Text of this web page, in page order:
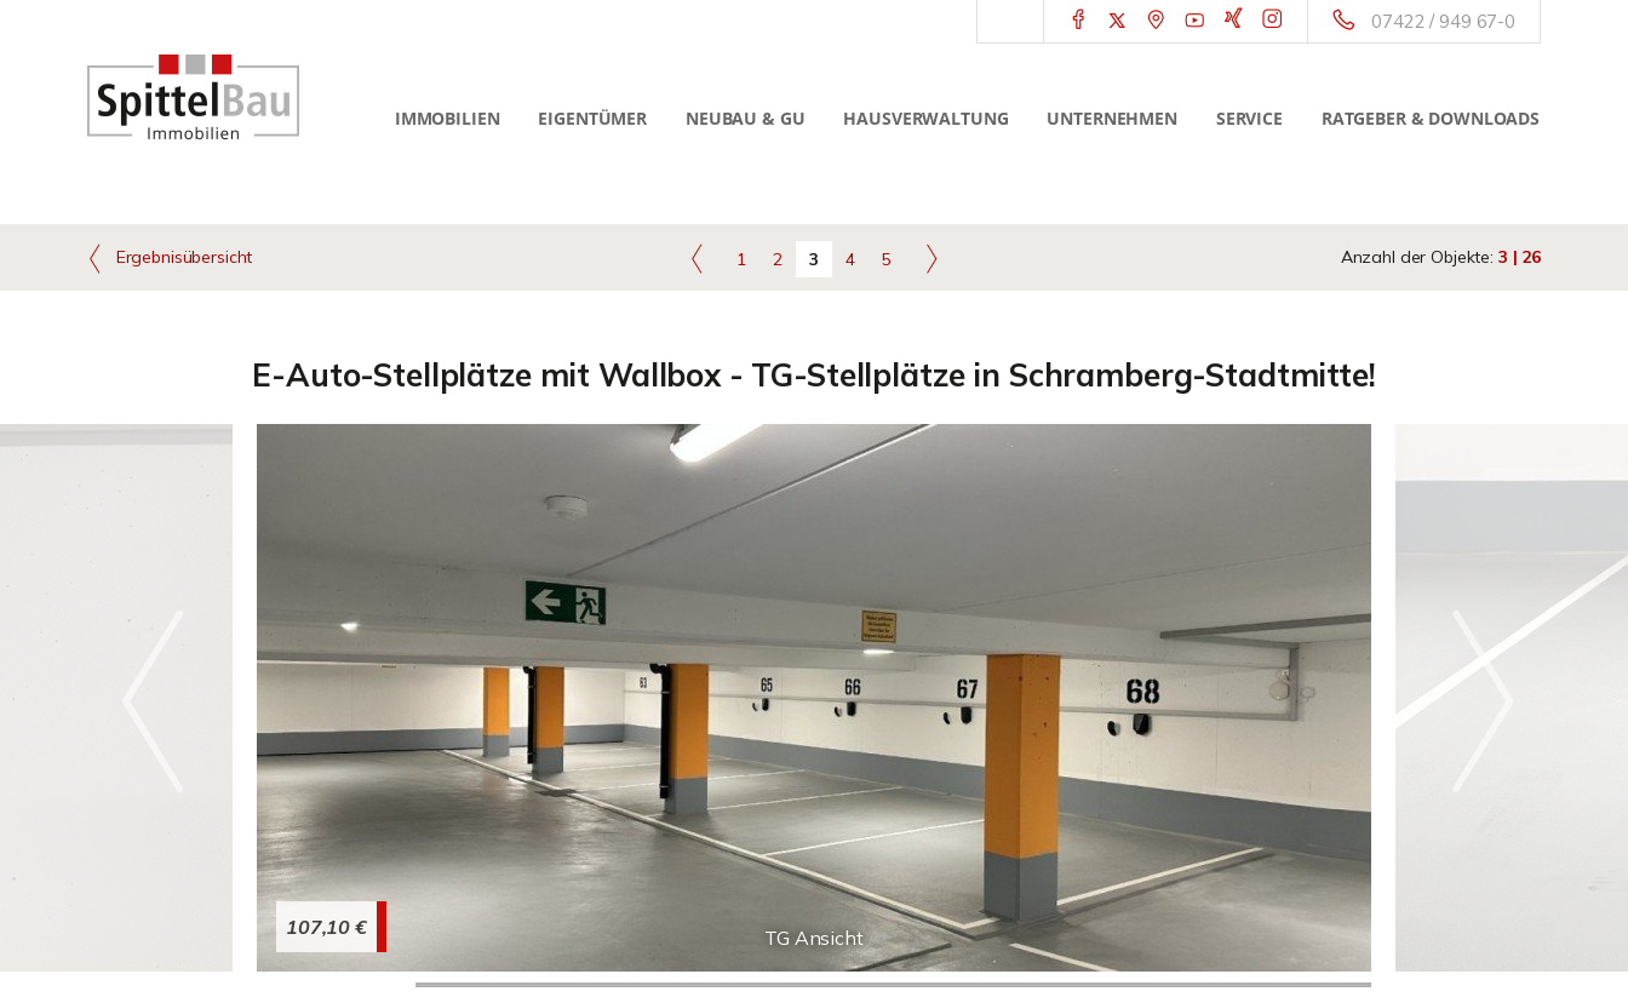
07422 / 949 67-0
IMMOBILIEN EIGENTÜMER NEUBAU & GU HAUSVERWALTUNG UNTERNEHMEN SERVICE RATGEBER & DOWNLOADS
Ergebnisübersicht 1 2 3 4 5 Anzahl der Objekte: 3 | 26
E-Auto-Stellplätze mit Wallbox - TG-Stellplätze in Schramberg-Stadtmitte!
TG Ansicht
107,10 €